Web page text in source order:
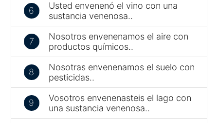
6
Usted envenenó el vino con una
sustancia venenosa..
7
Nosotros envenenamos el aire con
productos químicos..
8
Nosotras envenenamos el suelo con
pesticidas..
9
Vosotros envenenasteis el lago con
una sustancia venenosa..